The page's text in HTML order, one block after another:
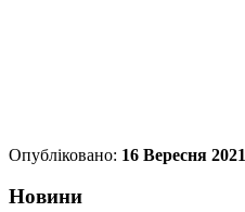
Опубліковано: 16 Вересня 2021
Новини